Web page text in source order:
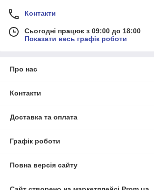
Контакти
Сьогодні працює з 09:00 до 18:00
Показати весь графік роботи
Про нас
Контакти
Доставка та оплата
Графік роботи
Повна версія сайту